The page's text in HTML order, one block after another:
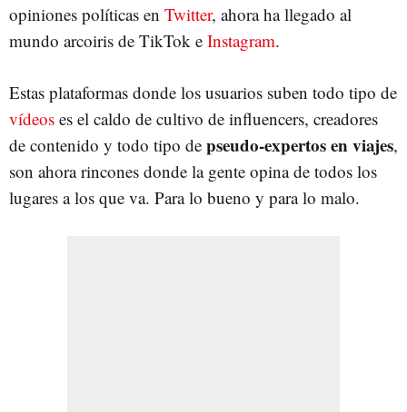
opiniones políticas en Twitter, ahora ha llegado al
mundo arcoiris de TikTok e Instagram.
Estas plataformas donde los usuarios suben todo tipo de
vídeos es el caldo de cultivo de influencers, creadores
de contenido y todo tipo de pseudo-expertos en viajes,
son ahora rincones donde la gente opina de todos los
lugares a los que va. Para lo bueno y para lo malo.